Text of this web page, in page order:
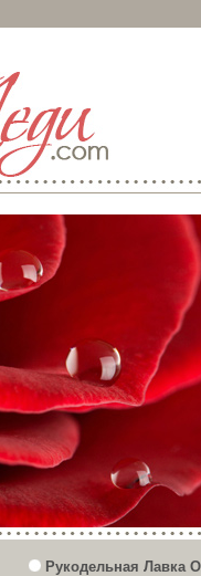
Рукодельная Лавка